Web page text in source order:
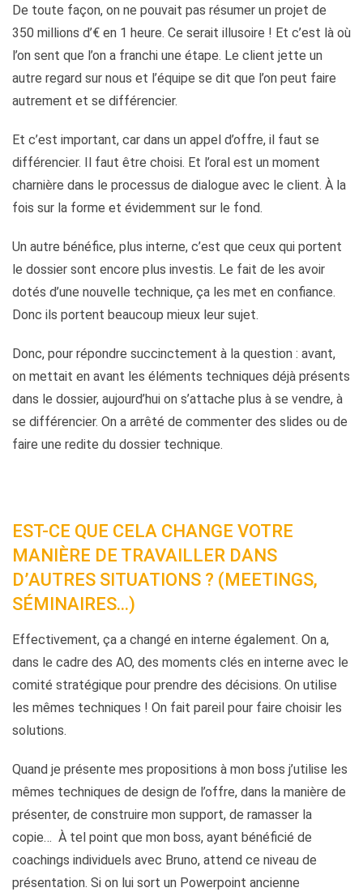
De toute façon, on ne pouvait pas résumer un projet de
350 millions d’€ en 1 heure. Ce serait illusoire ! Et c’est là où
l’on sent que l’on a franchi une étape. Le client jette un
autre regard sur nous et l’équipe se dit que l’on peut faire
autrement et se différencier.
Et c’est important, car dans un appel d’offre, il faut se
différencier. Il faut être choisi. Et l’oral est un moment
charnière dans le processus de dialogue avec le client. À la
fois sur la forme et évidemment sur le fond.
Un autre bénéfice, plus interne, c’est que ceux qui portent
le dossier sont encore plus investis. Le fait de les avoir
dotés d’une nouvelle technique, ça les met en confiance.
Donc ils portent beaucoup mieux leur sujet.
Donc, pour répondre succinctement à la question : avant,
on mettait en avant les éléments techniques déjà présents
dans le dossier, aujourd’hui on s’attache plus à se vendre, à
se différencier. On a arrêté de commenter des slides ou de
faire une redite du dossier technique.
EST-CE QUE CELA CHANGE VOTRE
MANIÈRE DE TRAVAILLER DANS
D’AUTRES SITUATIONS ? (MEETINGS,
SÉMINAIRES…)
Effectivement, ça a changé en interne également. On a,
dans le cadre des AO, des moments clés en interne avec le
comité stratégique pour prendre des décisions. On utilise
les mêmes techniques ! On fait pareil pour faire choisir les
solutions.
Quand je présente mes propositions à mon boss j’utilise les
mêmes techniques de design de l’offre, dans la manière de
présenter, de construire mon support, de ramasser la
copie… À tel point que mon boss, ayant bénéficié de
coachings individuels avec Bruno, attend ce niveau de
présentation. Si on lui sort un Powerpoint ancienne